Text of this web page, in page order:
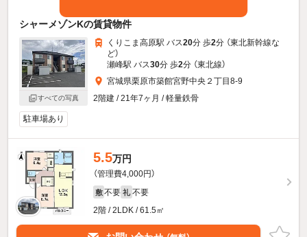
シャーメゾンKの賃貸物件
すべての写真
くりこま高原駅 バス20分 歩2分 （東北新幹線な
ど）
瀬峰駅 バス30分 歩2分 （東北線）
宮城県栗原市築館宮野中央２丁目8-9
2階建 / 21年7ヶ月 / 軽量鉄骨
駐車場あり
5.5万円
（管理費4,000円）
敷 不要 礼 不要
2階 / 2LDK / 61.5㎡